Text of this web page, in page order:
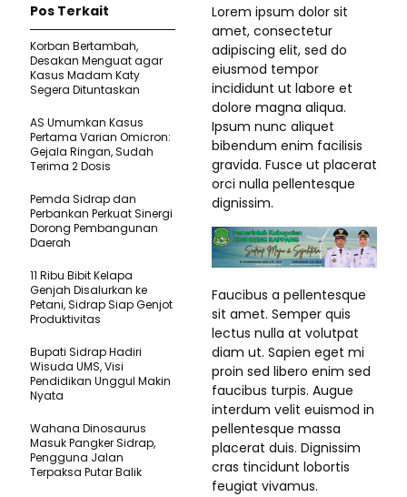
Lorem ipsum dolor sit
amet, consectetur
adipiscing elit, sed do
eiusmod tempor
incididunt ut labore et
dolore magna aliqua.
Ipsum nunc aliquet
bibendum enim facilisis
gravida. Fusce ut placerat
orci nulla pellentesque
dignissim.
Faucibus a pellentesque
sit amet. Semper quis
lectus nulla at volutpat
diam ut. Sapien eget mi
proin sed libero enim sed
faucibus turpis. Augue
interdum velit euismod in
pellentesque massa
placerat duis. Dignissim
cras tincidunt lobortis
feugiat vivamus.
Pos Terkait
Korban Bertambah,
Desakan Menguat agar
Kasus Madam Katy
Segera Dituntaskan
AS Umumkan Kasus
Pertama Varian Omicron:
Gejala Ringan, Sudah
Terima 2 Dosis
Pemda Sidrap dan
Perbankan Perkuat Sinergi
Dorong Pembangunan
Daerah
11 Ribu Bibit Kelapa
Genjah Disalurkan ke
Petani, Sidrap Siap Genjot
Produktivitas
Bupati Sidrap Hadiri
Wisuda UMS, Visi
Pendidikan Unggul Makin
Nyata
Wahana Dinosaurus
Masuk Pangker Sidrap,
Pengguna Jalan
Terpaksa Putar Balik